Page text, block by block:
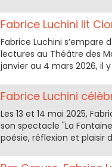
Fabrice Luchini lit
Fabrice Luchini s’empare
lectures au Théâtre des
janvier au 4 mars 2026, il
Fabrice Luchini
Les 13 et 14 mai 2025,
son spectacle "La
poésie, réflexion et plaisir